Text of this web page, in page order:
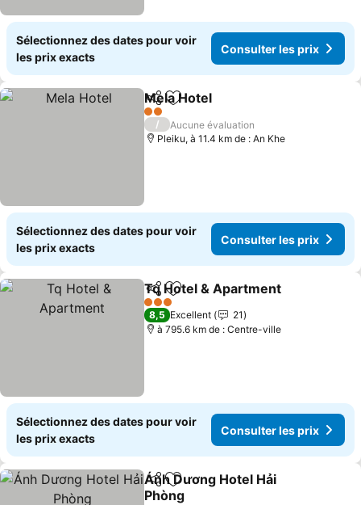
Sélectionnez des dates pour voir
les prix exacts
Consulter les prix
PartagerAjouter à mes favoris
Mela Hotel
2 Étoiles
/
Aucune évaluation
Pleiku, à 11.4 km de : An Khe
Sélectionnez des dates pour voir
les prix exacts
Consulter les prix
PartagerAjouter à mes favoris
Tq Hotel & Apartment
3 Étoiles
8,5 Excellent
21
à 795.6 km de : Centre-ville
Sélectionnez des dates pour voir
les prix exacts
Consulter les prix
PartagerAjouter à mes favoris
Ánh Dương Hotel Hải
Phòng